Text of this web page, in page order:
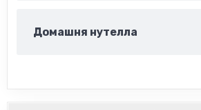
Домашня нутелла